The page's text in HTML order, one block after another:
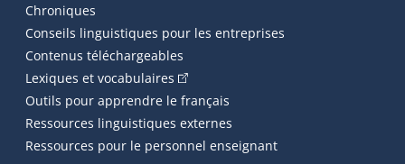
Chroniques
Conseils linguistiques pour les entreprises
Contenus téléchargeables
Lexiques et vocabulaires (Cet hyperlien externe s'ouvrira
Outils pour apprendre le français
Ressources linguistiques externes
Ressources pour le personnel enseignant